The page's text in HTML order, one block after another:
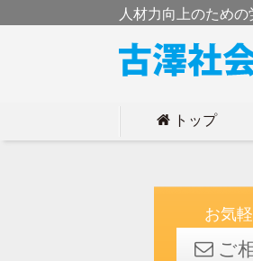
人材力向上のため
hトップ
お気
ご